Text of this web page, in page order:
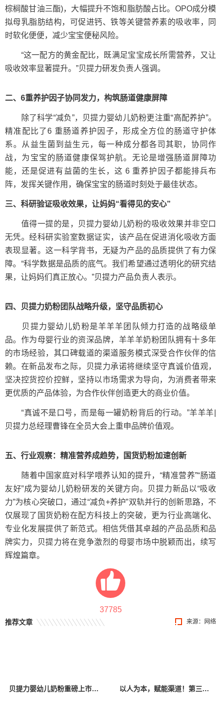
棕榈酸甘油三酯)，大幅提升不饱和脂肪酸占比。OPO成分模
拟母乳脂肪结构，可促进钙、铁等关键营养素的吸收率，同
时软化便便，减少宝宝便秘风险。
“这一配方的黄金配比，既满足宝宝成长所需营养，又让
吸收效率显著提升。”贝提力研发负责人强调。
二、6重养护因子协同发力，构筑肠道健康屏障
除了科学“减负”，贝提力婴幼儿奶粉更注重“高配养护”。
精准配比了6 重肠道养护因子，形成全方位的肠道守护体
系。从益生菌到益生元，每一种成分都各司其职，协同作
战，为宝宝的肠道健康保驾护航。无论是增强肠道屏障功
能，还是促进有益菌的生长，这 6 重养护因子都能排兵布
阵，发挥关键作用，确保宝宝的肠道时刻处于最佳状态。
三、科研验证吸收效果，让妈妈“看得见的安心”
值得一提的是，贝提力婴幼儿奶粉的吸收效果并非空口
无凭。经科研实验室数据证实，该产品在促进消化吸收方面
表现显著。这一科学背书，无疑为产品的品质提供了有力保
障。“科学数据是品质的底气。我们希望通过透明化的研究结
果，让妈妈们真正放心。”贝提力产品负责人表示。
四、贝提力奶粉团队战略升级，坚守品质初心
贝提力婴幼儿奶粉是羊羊羊团队倾力打造的战略级单
品。作为母婴行业的资深品牌，羊羊羊奶粉团队拥有十多年
的市场经验，其口碑载道的渠道服务模式深受合作伙伴的信
赖。在新品发布之际，贝提力承诺将继续坚守真诚价值观，
坚决控货控价控鲜，坚持以市场需求为导向，为消费者带来
更优质的产品体验，为合作伙伴创造更大的商业价值。
“真诚不是口号，而是每一罐奶粉背后的行动。”羊羊羊|
贝提力总经理曹锋在全员大会上重申品牌价值观。
五、 行业观察：精准营养成趋势，国货奶粉加速创新
随着中国家庭对科学喂养认知的提升，“精准营养”“肠道
友好”成为婴幼儿奶粉研发的关键方向。贝提力新品以“吸收
力”为核心突破口，通过“减负+养护”双轨并行的创新思路，不
仅展现了国货奶粉在配方科技上的突破，更为行业高端化、
专业化发展提供了新范式。相信凭借其卓越的产品品质和品
牌实力，贝提力将在竞争激烈的母婴市场中脱颖而出，续写
辉煌篇章。
37785
来源：网络
推荐文章
贝提力婴幼儿奶粉重磅上市：专为中国宝宝胃肠道研发的“吸收特种兵”！ 以人为本，赋能渠道！第三届宜品《中国好导购》助优秀导购蜕变，全国总决赛即将启幕！